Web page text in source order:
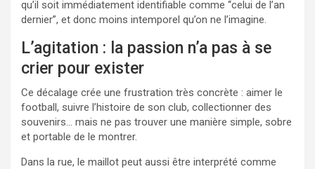
qu’il soit immédiatement identifiable comme “celui de l’an
dernier”, et donc moins intemporel qu’on ne l’imagine.
L’agitation : la passion n’a pas à se
crier pour exister
Ce décalage crée une frustration très concrète : aimer le
football, suivre l’histoire de son club, collectionner des
souvenirs… mais ne pas trouver une manière simple, sobre
et portable de le montrer.
Dans la rue, le maillot peut aussi être interprété comme